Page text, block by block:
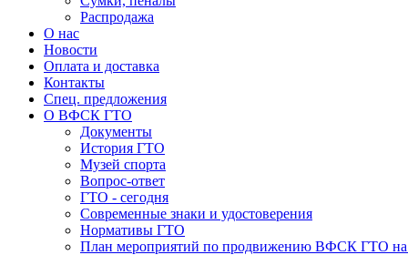
Распродажа
О нас
Новости
Оплата и доставка
Контакты
Спец. предложения
О ВФСК ГТО
Документы
История ГТО
Музей спорта
Вопрос-ответ
ГТО - сегодня
Современные знаки и удостоверения
Нормативы ГТО
План мероприятий по продвижению ВФСК ГТО на